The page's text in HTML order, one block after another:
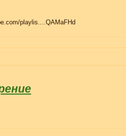
playlis....QAMaFHd